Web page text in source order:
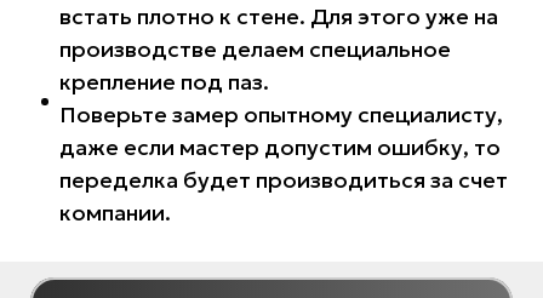
встать плотно к стене. Для этого уже на
производстве делаем специальное
крепление под паз.
Поверьте замер опытному специалисту,
даже если мастер допустим ошибку, то
переделка будет производиться за счет
компании.